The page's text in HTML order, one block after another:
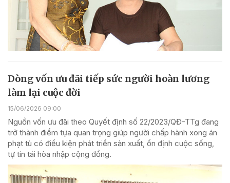
Dòng vốn ưu đãi tiếp sức người hoàn lương
làm lại cuộc đời
15/06/2026 09:00
Nguồn vốn ưu đãi theo Quyết định số 22/2023/QĐ-TTg đang
trở thành điểm tựa quan trọng giúp người chấp hành xong án
phạt tù có điều kiện phát triển sản xuất, ổn định cuộc sống,
tự tin tái hòa nhập cộng đồng.